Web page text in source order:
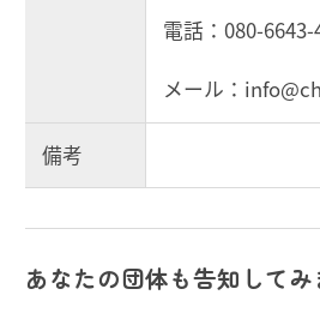
電話：080-6643-
メール：
備考
あなたの団体も告知してみ